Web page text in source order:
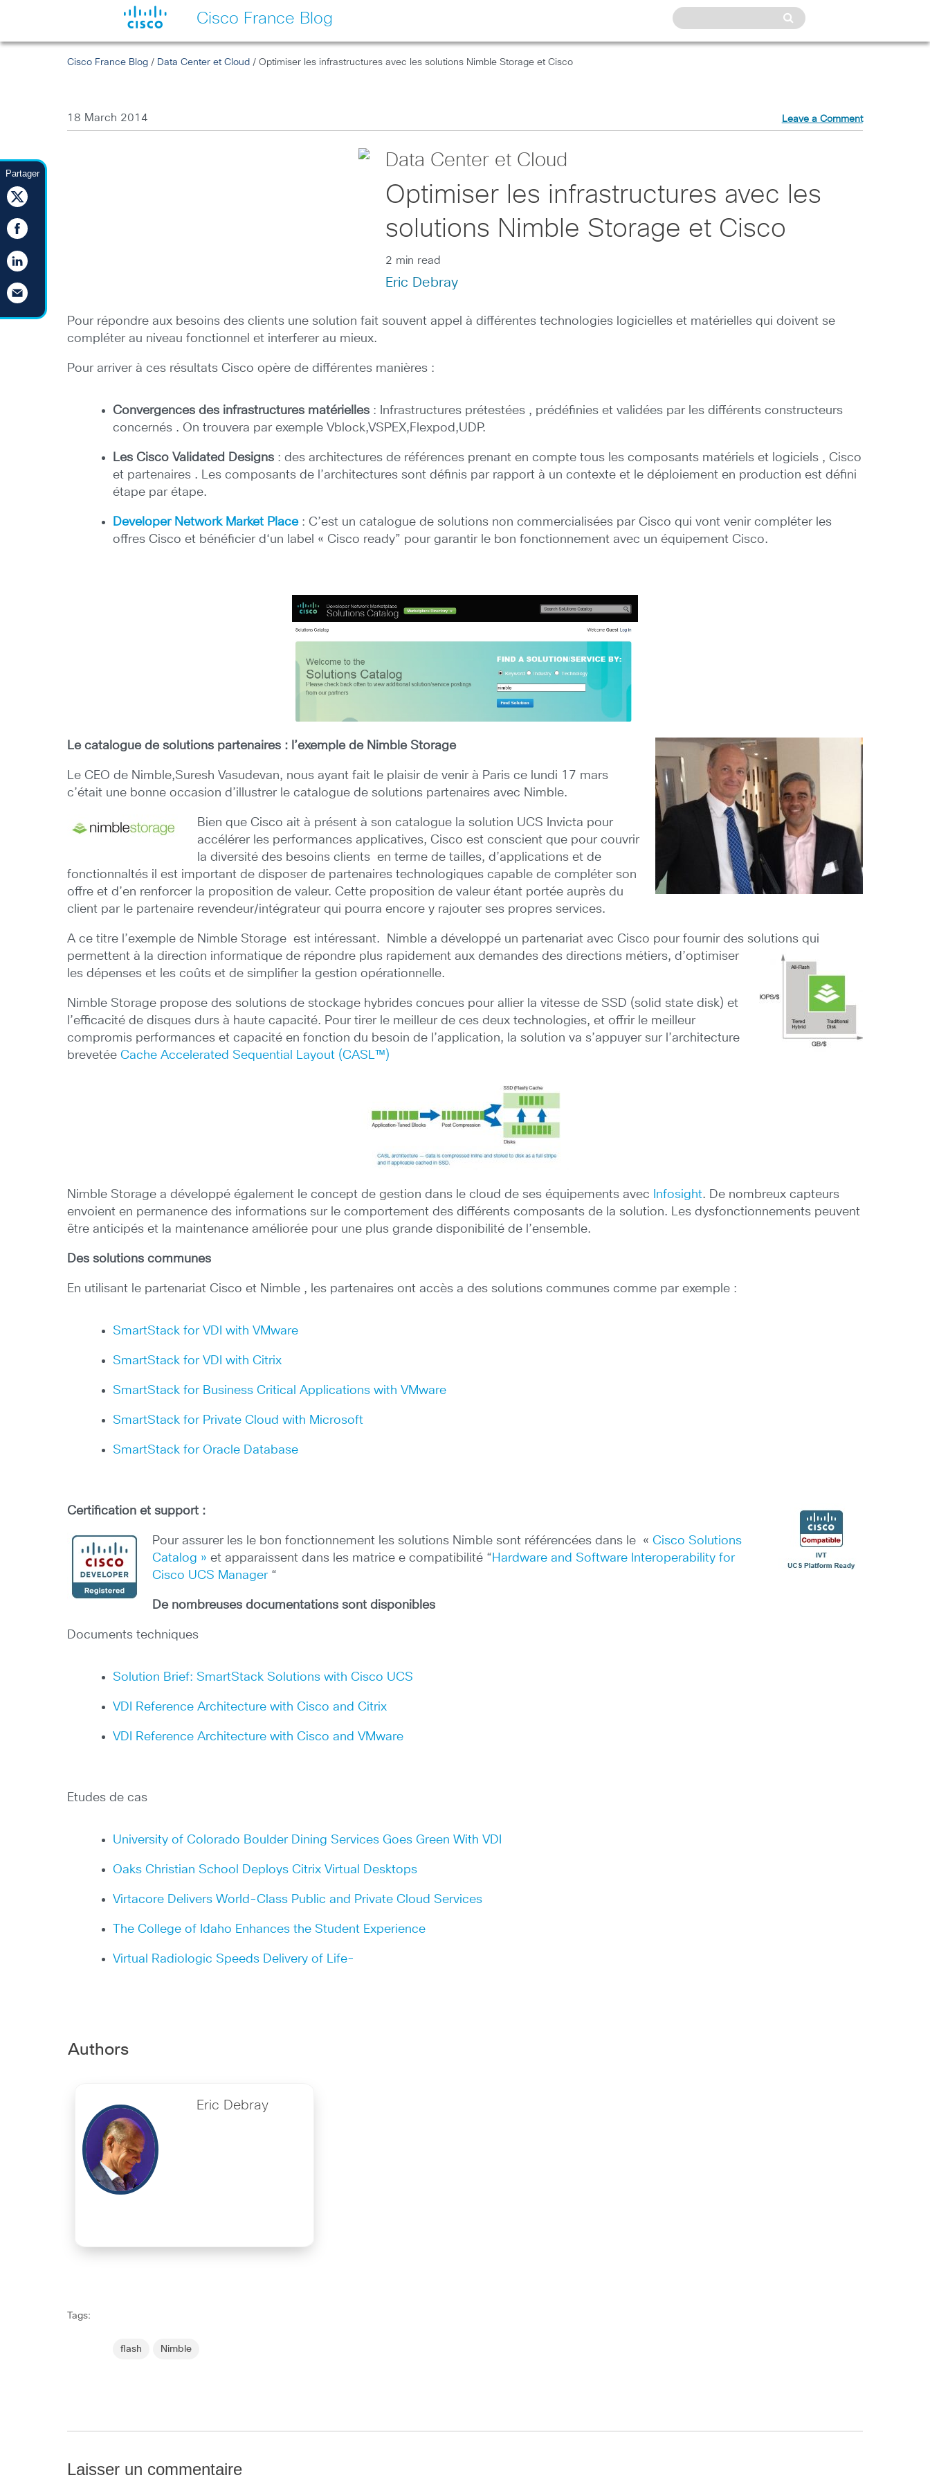
Cisco France Blog
Partager
Cisco France Blog / Data Center et Cloud / Optimiser les infrastructures avec les solutions Nimble Storage et Cisco
18 March 2014 Leave a Comment
Data Center et Cloud
Optimiser les infrastructures avec les
solutions Nimble Storage et Cisco
2 min read
Eric Debray
Pour répondre aux besoins des clients une solution fait souvent appel à différentes technologies logicielles et matérielles qui doivent se
compléter au niveau fonctionnel et interferer au mieux.
Pour arriver à ces résultats Cisco opère de différentes manières :
Convergences des infrastructures matérielles : Infrastructures prétestées , prédéfinies et validées par les différents constructeurs
concernés . On trouvera par exemple Vblock,VSPEX,Flexpod,UDP.
Les Cisco Validated Designs : des architectures de références prenant en compte tous les composants matériels et logiciels , Cisco
et partenaires . Les composants de l’architectures sont définis par rapport à un contexte et le déploiement en production est défini
étape par étape.
Developer Network Market Place: C’est un catalogue de solutions non commercialisées par Cisco qui vont venir compléter les
offres Cisco et bénéficier d‘un label « Cisco ready” pour garantir le bon fonctionnement avec un équipement Cisco.
Le catalogue de solutions partenaires : l’exemple de Nimble Storage
Le CEO de Nimble,Suresh Vasudevan, nous ayant fait le plaisir de venir à Paris ce lundi 17 mars
c’était une bonne occasion d’illustrer le catalogue de solutions partenaires avec Nimble.
Bien que Cisco ait à présent à son catalogue la solution UCS Invicta pour
accélérer les performances applicatives, Cisco est conscient que pour couvrir
la diversité des besoins clients en terme de tailles, d’applications et de
fonctionnaltés il est important de disposer de partenaires technologiques capable de compléter son
offre et d’en renforcer la proposition de valeur. Cette proposition de valeur étant portée auprès du
client par le partenaire revendeur/intégrateur qui pourra encore y rajouter ses propres services.
A ce titre l’exemple de Nimble Storage est intéressant. Nimble a développé un partenariat avec Cisco pour fournir des solutions qui
permettent à la direction informatique de répondre plus rapidement aux demandes des directions métiers, d’optimiser
les dépenses et les coûts et de simplifier la gestion opérationnelle.
Nimble Storage propose des solutions de stockage hybrides concues pour allier la vitesse de SSD (solid state disk) et
l’efficacité de disques durs à haute capacité. Pour tirer le meilleur de ces deux technologies, et offrir le meilleur
compromis performances et capacité en fonction du besoin de l’application, la solution va s’appuyer sur l’architecture
brevetéeCache Accelerated Sequential Layout (CASL™)
Nimble Storage a développé également le concept de gestion dans le cloud de ses équipements avec Infosight. De nombreux capteurs
envoient en permanence des informations sur le comportement des différents composants de la solution. Les dysfonctionnements peuvent
être anticipés et la maintenance améliorée pour une plus grande disponibilité de l’ensemble.
Des solutions communes
En utilisant le partenariat Cisco et Nimble , les partenaires ont accès a des solutions communes comme par exemple :
SmartStack for VDI with VMware
SmartStack for VDI with Citrix
SmartStack for Business Critical Applications with VMware
SmartStack for Private Cloud with Microsoft
SmartStack for Oracle Database
Certification et support :
Pour assurer les le bon fonctionnement les solutions Nimble sont référencées dans le «Cisco Solutions
Catalog »et apparaissent dans les matrice e compatibilité “Hardware and Software Interoperability for
Cisco UCS Manager “
De nombreuses documentations sont disponibles
Documents techniques
Solution Brief: SmartStack Solutions with Cisco UCS
VDI Reference Architecture with Cisco and Citrix
VDI Reference Architecture with Cisco and VMware
Etudes de cas
University of Colorado Boulder Dining Services Goes Green With VDI
Oaks Christian School Deploys Citrix Virtual Desktops
Virtacore Delivers World-Class Public and Private Cloud Services
The College of Idaho Enhances the Student Experience
Virtual Radiologic Speeds Delivery of Life-
Authors
Eric Debray
Tags:
flash Nimble
Laisser un commentaire